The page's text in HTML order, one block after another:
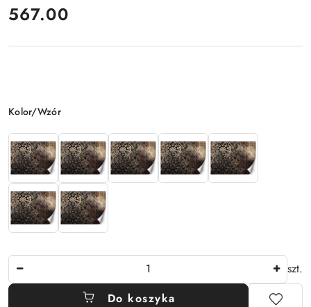
cena:
567.00
Wariant
Kolor/Wzór
szt.
Do koszyka